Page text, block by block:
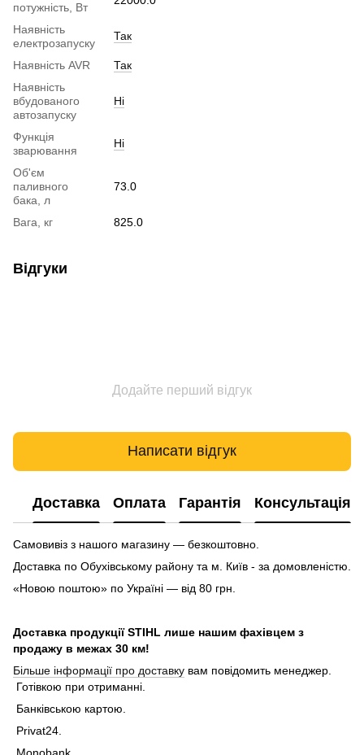
потужність, Вт
Наявність
електрозапуску
Так
Наявність AVR
Так
Наявність
вбудованого
автозапуску
Ні
Функція
зварювання
Ні
Об'єм
паливного
бака, л
73.0
Вага, кг 825.0
Відгуки
Додайте перший відгук
Написати відгук
Доставка Оплата Гарантія Консультація
Самовивіз з нашого магазину — безкоштовно.
Доставка по Обухівському району та м. Київ - за домовленістю.
«Новою поштою» по Україні — від 80 грн.
Доставка продукції STIHL лише нашим фахівцем з
продажу в межах 30 км!
Більше інформації про доставку вам повідомить менеджер.
Готівкою при отриманні.
Банківською картою.
Privat24.